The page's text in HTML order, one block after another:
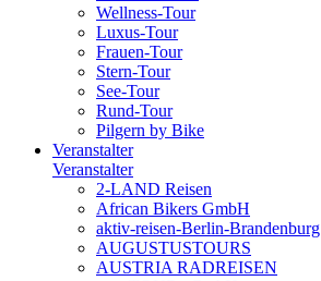
Wellness-Tour
Luxus-Tour
Frauen-Tour
Stern-Tour
See-Tour
Rund-Tour
Pilgern by Bike
Veranstalter
Veranstalter
2-LAND Reisen
African Bikers GmbH
aktiv-reisen-Berlin-Brandenburg
AUGUSTUSTOURS
AUSTRIA RADREISEN